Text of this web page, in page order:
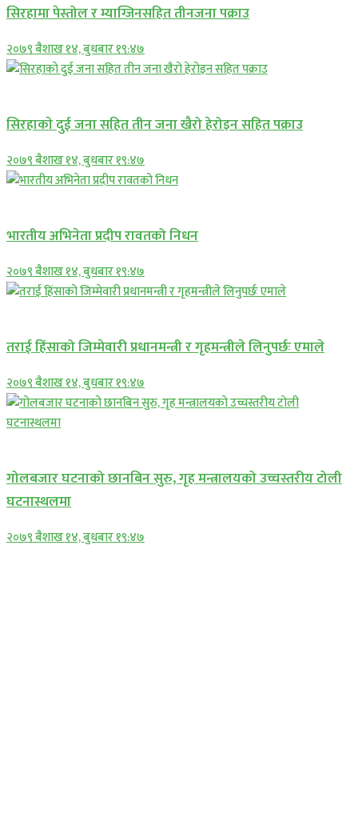
सिरहामा पेस्तोल र म्याग्जिनसहित तीनजना पक्राउ
२०७९ बैशाख १४, बुधबार १९:४७
सिरहाकाे दुई जना सहित तीन जना खैरो हेरोइन सहित पक्राउ
२०७९ बैशाख १४, बुधबार १९:४७
भारतीय अभिनेता प्रदीप रावतको निधन
२०७९ बैशाख १४, बुधबार १९:४७
तराई हिंसाको जिम्मेवारी प्रधानमन्त्री र गृहमन्त्रीले लिनुपर्छः एमाले
२०७९ बैशाख १४, बुधबार १९:४७
गोलबजार घटनाको छानबिन सुरु, गृह मन्त्रालयको उच्चस्तरीय टोली
घटनास्थलमा
२०७९ बैशाख १४, बुधबार १९:४७